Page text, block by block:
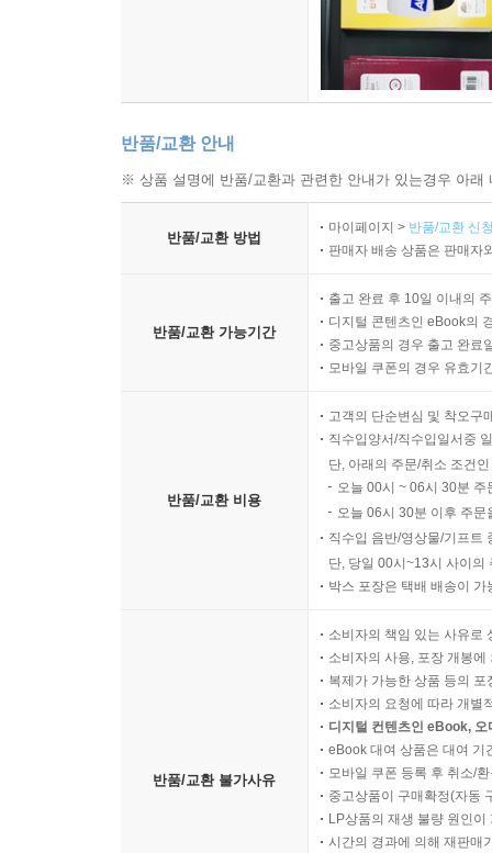
반품/교환 안내
※ 상품 설명에 반품/교환과 관련한 안내가 있는경우 아
반품/교환 방법
마이페이지 > 반품/교환 신
판매자 배송 상품은 판매자
반품/교환 가능기간
출고 완료 후 10일 이내의
디지털 콘텐츠인 eBook의
중고상품의 경우 출고 완료
모바일 쿠폰의 경우 유효기
반품/교환 비용
고객의 단순변심 및 착오구
직수입양서/직수입일서중
단, 아래의 주문/취소 조건
오늘 00시 ~ 06시 30분
오늘 06시 30분 이후 주
직수입 음반/영상물/기프트
단, 당일 00시~13시 사이의
박스 포장은 택배 배송이
반품/교환 불가사유
소비자의 책임 있는 사유로
소비자의 사용, 포장 개봉
복제가 가능한 상품 등의
소비자의 요청에 따라 개별
디지털 컨텐츠인 eBook,
eBook 대여 상품은 대여 기
모바일 쿠폰 등록 후 취소/
중고상품이 구매확정(자동
LP상품의 재생 불량 원인
시간의 경과에 의해 재판매